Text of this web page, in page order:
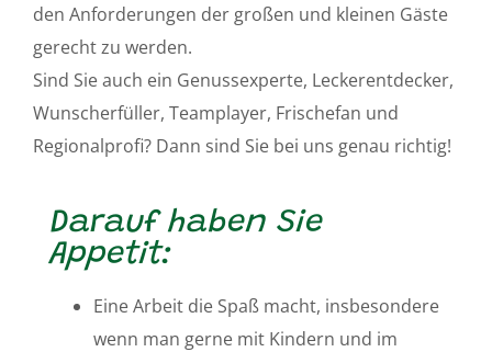
den Anforderungen der großen und kleinen Gäste
gerecht zu werden.
Sind Sie auch ein Genussexperte, Leckerentdecker,
Wunscherfüller, Teamplayer, Frischefan und
Regionalprofi? Dann sind Sie bei uns genau richtig!
Darauf haben Sie
Appetit:
Eine Arbeit die Spaß macht, insbesondere
wenn man gerne mit Kindern und im